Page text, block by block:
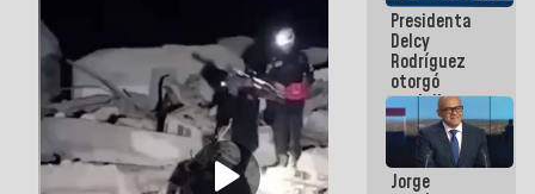
en La Guaira
Presidenta
Delcy
Rodríguez
otorgó
medalla
"Héroe de
Venezuela"
a servidores
públicos
Jorge